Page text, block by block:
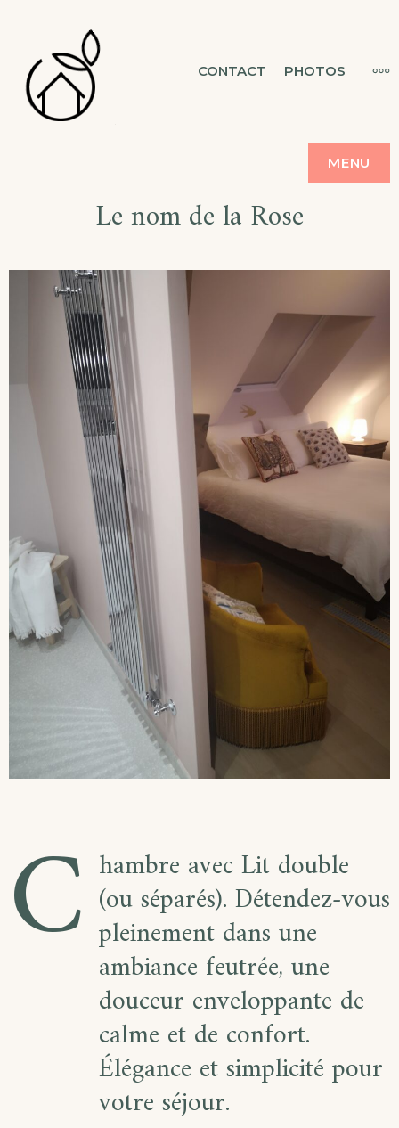
MAISON &
CHAMBRES D'HÔTES
CONTACT PHOTOS
MENU
Le nom de la Rose
C hambre avec Lit double
(ou séparés). Détendez-vous
pleinement dans une
ambiance feutrée, une
douceur enveloppante de
calme et de confort.
Élégance et simplicité pour
votre séjour.